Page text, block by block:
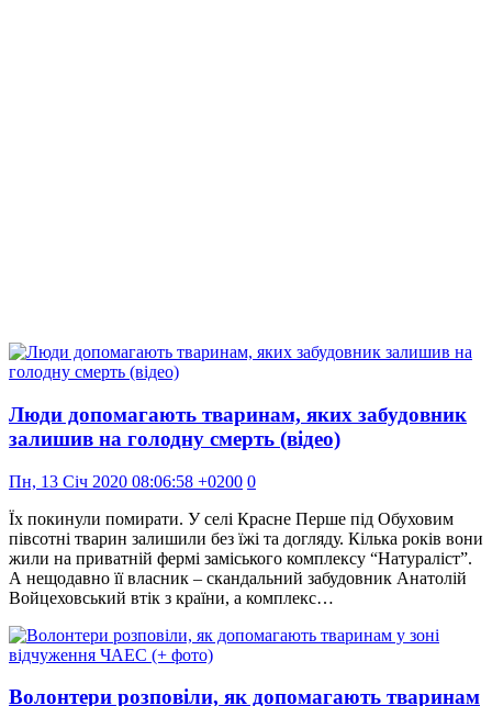
Люди допомагають тваринам, яких забудовник
залишив на голодну смерть (відео)
Пн, 13 Січ 2020 08:06:58 +0200 0
Їх покинули помирати. У селі Красне Перше під Обуховим
півсотні тварин залишили без їжі та догляду. Кілька років вони
жили на приватній фермі заміського комплексу “Натураліст”.
А нещодавно її власник – скандальний забудовник Анатолій
Войцеховський втік з країни, а комплекс…
Волонтери розповіли, як допомагають тваринам